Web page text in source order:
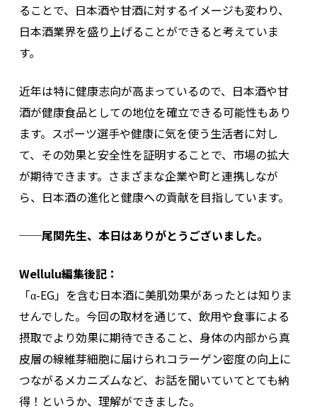
ることで、日本酒や甘酒に対するイメージも変わり、
日本酒業界を盛り上げることができると考えていま
す。
近年は特に健康志向が高まっているので、日本酒や甘
酒が健康食品としての地位を確立できる可能性もあり
ます。スポーツ選手や健康に気を使う生活者に対し
て、その効果と安全性を証明することで、市場の拡大
が期待できます。さまざまな企業や町と連携しなが
ら、日本酒の進化と健康への貢献を目指しています。
──尾関先生、本日はありがとうございました。
Wellulu編集後記：
「α-EG」を含む日本酒に美肌効果があったとは知りま
せんでした。今回の取材を通じて、飲用や食事による
摂取でより効果に期待できること、身体の内部から真
皮層の線維芽細胞に届けられコラーゲン密度の向上に
つながるメカニズムなど、お話を聞いていてとても納
得！というか、理解ができました。